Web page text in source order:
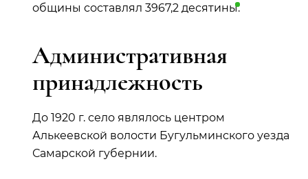
общины составлял 3967,2 десятины.
Административная
принадлежность
До 1920 г. село являлось центром
Алькеевской волости Бугульминского уезда
Самарской губернии.